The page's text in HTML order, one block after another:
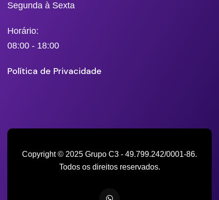
Segunda à Sexta
Horário:
08:00 - 18:00
Política de Privacidade
Copyright © 2025 Grupo C3 - 49.799.242/0001-86.
Todos os direitos reservados.